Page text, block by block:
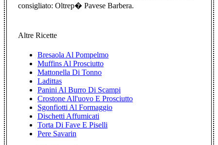
consigliato: Oltrep� Pavese Barbera.
Altre Ricette
Bresaola Al Pompelmo
Muffins Al Prosciutto
Mattonella Di Tonno
Ladittas
Panini Al Burro Di Scampi
Crostone All'uovo E Prosciutto
Sgonfiotti Al Formaggio
Dischetti Affumicati
Torta Di Fave E Piselli
Pere Savarin